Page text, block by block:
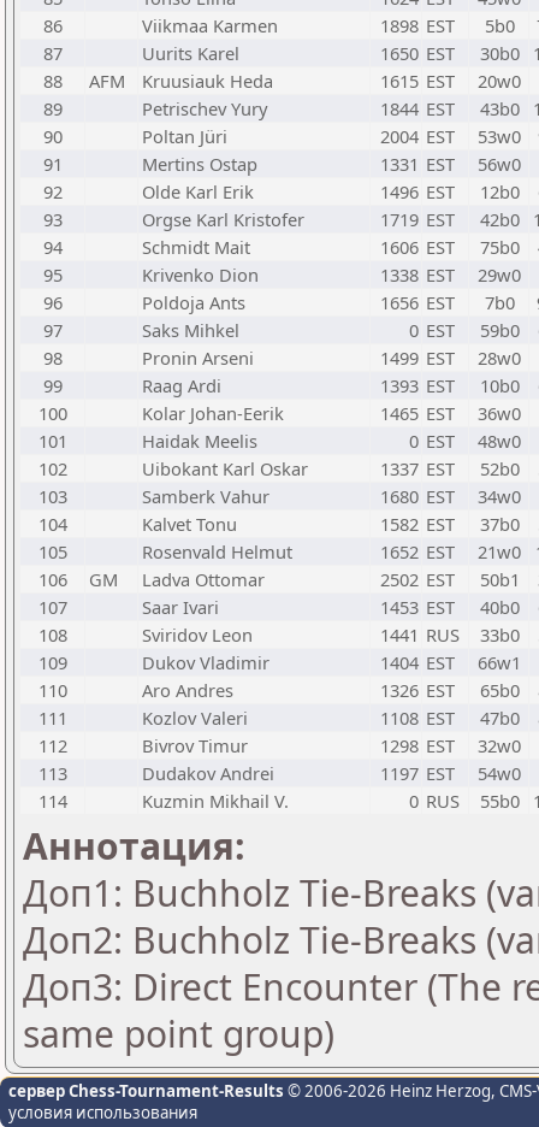
86
Viikmaa Karmen 1898 EST 5b0
87
Uurits Karel 1650 EST 30b0
88
AFM Kruusiauk Heda 1615 EST
20w0
89
Petrischev Yury 1844 EST 43b0
90
Poltan Jüri 2004 EST 53w0
91
Mertins Ostap 1331 EST
56w0
92
Olde Karl Erik 1496 EST 12b0
93
Orgse Karl Kristofer 1719 EST 42b0
94
Schmidt Mait 1606 EST 75b0
95
Krivenko Dion 1338 EST
29w0
96
Poldoja Ants 1656 EST 7b0
97
Saks Mihkel 0 EST 59b0
98
Pronin Arseni 1499 EST
28w0
99
Raag Ardi 1393 EST 10b0
100
Kolar Johan-Eerik 1465 EST
36w0
101
Haidak Meelis 0 EST
48w0
102
Uibokant Karl Oskar 1337 EST 52b0
103
Samberk Vahur 1680 EST
34w0
104
Kalvet Tonu 1582 EST 37b0
105
Rosenvald Helmut 1652 EST 21w0
106
GM Ladva Ottomar 2502 EST 50b1
107
Saar Ivari 1453 EST 40b0
108
Sviridov Leon 1441 RUS 33b0
109
Dukov Vladimir 1404 EST
66w1
110
Aro Andres 1326 EST 65b0
111
Kozlov Valeri 1108 EST 47b0
112
Bivrov Timur 1298 EST
32w0
113
Dudakov Andrei 1197 EST
54w0
114
Kuzmin Mikhail V. 0 RUS 55b0
Аннотация:
Доп1: Buchholz Tie-Breaks
Доп2: Buchholz Tie-Breaks
Доп3: Direct Encounter (The
same point group)
сервер Chess-Tournament-Results © 2006-2026 Heinz Herzog,
условия использования